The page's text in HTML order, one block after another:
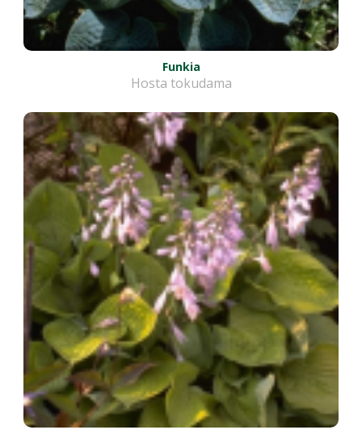
Funkia
Hosta tokudama